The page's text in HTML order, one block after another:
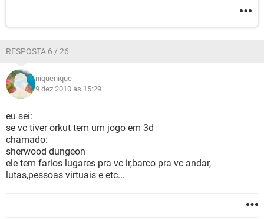
RESPOSTA 6 / 26
niquenique
9 dez 2010 às 15:29
eu sei:
se vc tiver orkut tem um jogo em 3d
chamado:
sherwood dungeon
ele tem farios lugares pra vc ir,barco pra vc andar,
lutas,pessoas virtuais e etc...